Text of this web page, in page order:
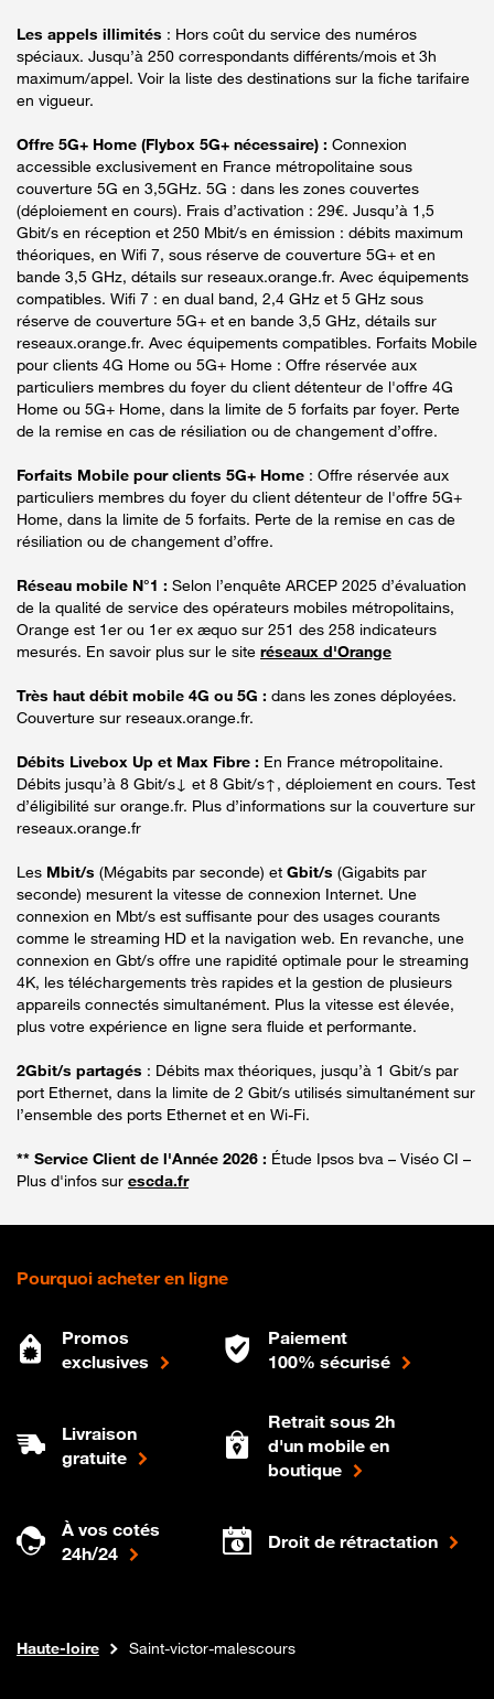
Les appels illimités : Hors coût du service des numéros
spéciaux. Jusqu’à 250 correspondants différents/mois et 3h
maximum/appel. Voir la liste des destinations sur la fiche tarifaire
en vigueur.
Offre 5G+ Home (Flybox 5G+ nécessaire) : Connexion
accessible exclusivement en France métropolitaine sous
couverture 5G en 3,5GHz. 5G : dans les zones couvertes
(déploiement en cours). Frais d’activation : 29€. Jusqu’à 1,5
Gbit/s en réception et 250 Mbit/s en émission : débits maximum
théoriques, en Wifi 7, sous réserve de couverture 5G+ et en
bande 3,5 GHz, détails sur reseaux.orange.fr. Avec équipements
compatibles. Wifi 7 : en dual band, 2,4 GHz et 5 GHz sous
réserve de couverture 5G+ et en bande 3,5 GHz, détails sur
reseaux.orange.fr. Avec équipements compatibles. Forfaits Mobile
pour clients 4G Home ou 5G+ Home : Offre réservée aux
particuliers membres du foyer du client détenteur de l'offre 4G
Home ou 5G+ Home, dans la limite de 5 forfaits par foyer. Perte
de la remise en cas de résiliation ou de changement d’offre.
Forfaits Mobile pour clients 5G+ Home : Offre réservée aux
particuliers membres du foyer du client détenteur de l'offre 5G+
Home, dans la limite de 5 forfaits. Perte de la remise en cas de
résiliation ou de changement d’offre.
Réseau mobile N°1 : Selon l’enquête ARCEP 2025 d’évaluation
de la qualité de service des opérateurs mobiles métropolitains,
Orange est 1er ou 1er ex æquo sur 251 des 258 indicateurs
mesurés. En savoir plus sur le site réseaux d'Orange
Très haut débit mobile 4G ou 5G : dans les zones déployées.
Couverture sur reseaux.orange.fr.
Débits Livebox Up et Max Fibre : En France métropolitaine.
Débits jusqu’à 8 Gbit/s↓ et 8 Gbit/s↑, déploiement en cours. Test
d’éligibilité sur orange.fr. Plus d’informations sur la couverture sur
reseaux.orange.fr
Les Mbit/s (Mégabits par seconde) et Gbit/s (Gigabits par
seconde) mesurent la vitesse de connexion Internet. Une
connexion en Mbt/s est suffisante pour des usages courants
comme le streaming HD et la navigation web. En revanche, une
connexion en Gbt/s offre une rapidité optimale pour le streaming
4K, les téléchargements très rapides et la gestion de plusieurs
appareils connectés simultanément. Plus la vitesse est élevée,
plus votre expérience en ligne sera fluide et performante.
2Gbit/s partagés : Débits max théoriques, jusqu’à 1 Gbit/s par
port Ethernet, dans la limite de 2 Gbit/s utilisés simultanément sur
l’ensemble des ports Ethernet et en Wi-Fi.
** Service Client de l'Année 2026 : Étude Ipsos bva – Viséo CI –
Plus d'infos sur escda.fr
Pourquoi acheter en ligne
Promos
exclusives
Paiement
100% sécurisé
Livraison
gratuite
Retrait sous 2h
d'un mobile en
boutique
À vos cotés
24h/24
Droit de rétractation
Boutique Orange
Internet fibreAuvergne-rhone-alpes
Haute-loire Saint-victor-malescours